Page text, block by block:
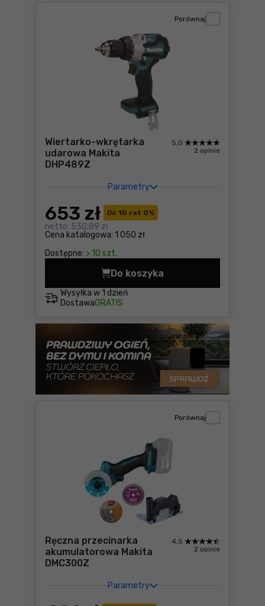
Wiertarko-wkrętarka
udarowa Makita
DHP489Z
Parametry
5,0
2 opinie
Do 10 rat 0%
Cena katalogowa: 1 050 zł
653 zł
netto: 530,89 zł
Dostępne: > 10 szt.
Porównaj
Wysyłka w 1 dzień
DostawaGRATIS
Do koszyka
Wiertarko-wkrętarka
Ręczna przecinarka
akumulatorowa Makita
DMC300Z
Parametry
4,5
2 opinie
Porównaj